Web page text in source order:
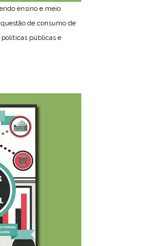
ensino e meio
de consumo de
políticas públicas e